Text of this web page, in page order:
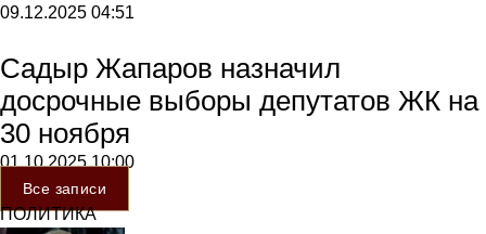
09.12.2025 04:51
Садыр Жапаров назначил
досрочные выборы депутатов ЖК на
30 ноября
01.10.202510:00
Все записи
ПОЛИТИКА